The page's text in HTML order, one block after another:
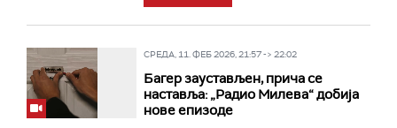
СРЕДА, 11. ФЕБ 2026, 21:57 -> 22:02
Багер заустављен, прича се
наставља: „Радио Милева“ добија
нове епизоде